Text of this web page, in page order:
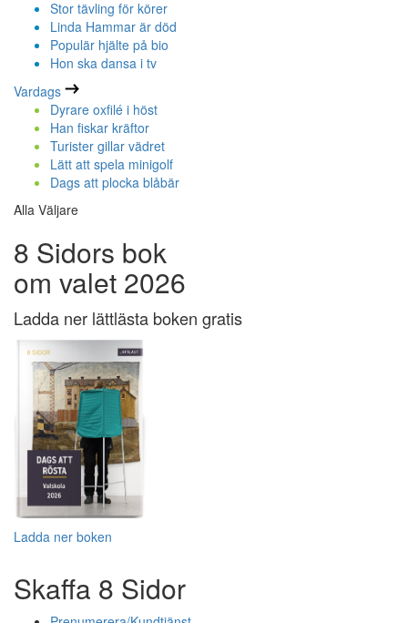
Stor tävling för körer
Linda Hammar är död
Populär hjälte på bio
Hon ska dansa i tv
Vardags
Dyrare oxfilé i höst
Han fiskar kräftor
Turister gillar vädret
Lätt att spela minigolf
Dags att plocka blåbär
Alla Väljare
8 Sidors bok
om valet 2026
Ladda ner lättlästa boken gratis
Ladda ner boken
Skaffa 8 Sidor